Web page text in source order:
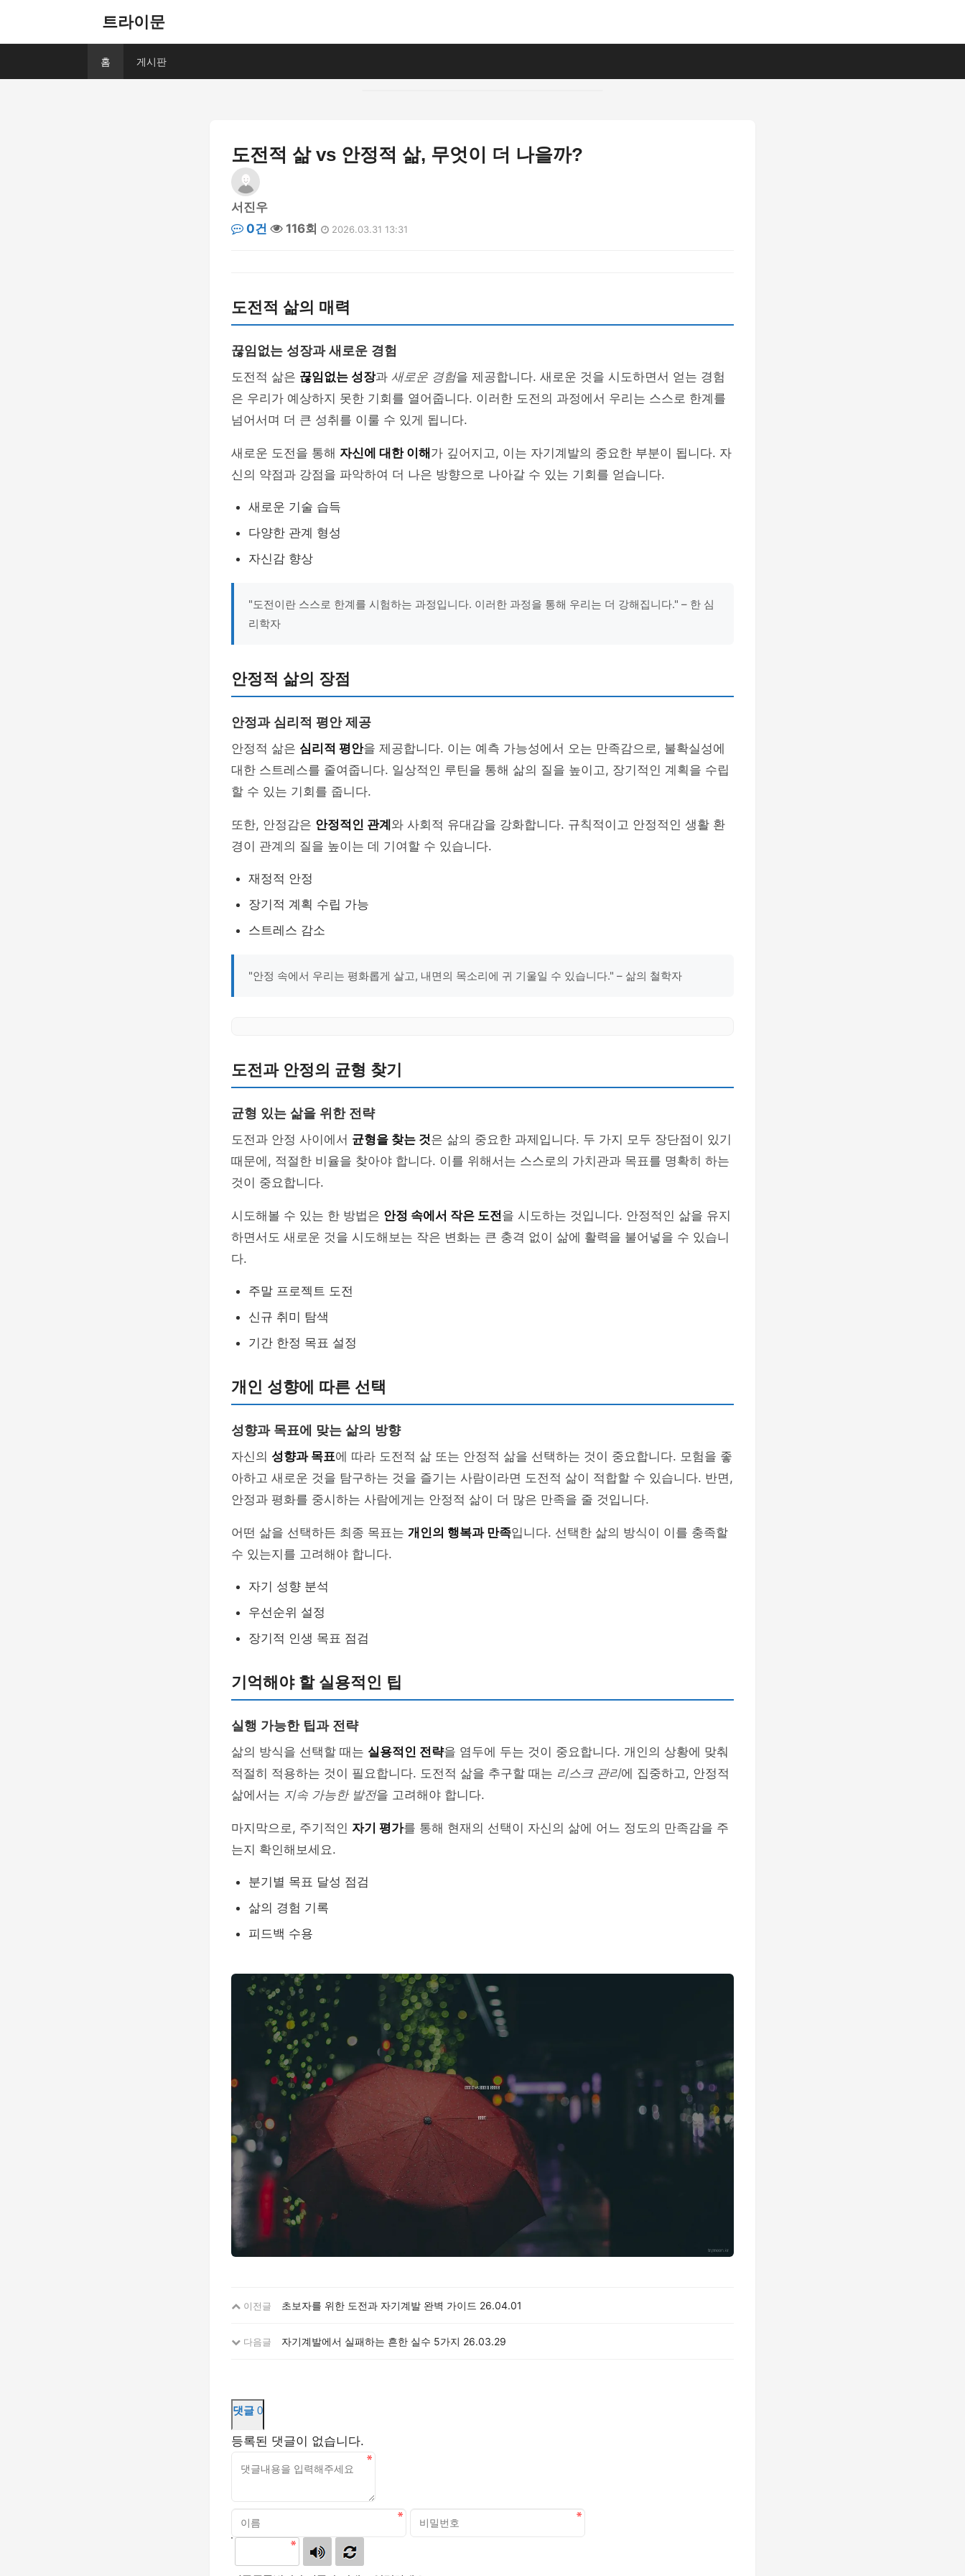
트라이문
홈 게시판
도전적 삶 vs 안정적 삶, 무엇이 더 나을까?
서진우
0건
116회 2026.03.31 13:31
도전적 삶의 매력
끊임없는 성장과 새로운 경험
도전적 삶은 끊임없는 성장과 새로운 경험을 제공합니다. 새로운 것을 시도하면서 얻는 경험
은 우리가 예상하지 못한 기회를 열어줍니다. 이러한 도전의 과정에서 우리는 스스로 한계를
넘어서며 더 큰 성취를 이룰 수 있게 됩니다.
새로운 도전을 통해 자신에 대한 이해 가 깊어지고, 이는 자기계발의 중요한 부분이 됩니다. 자
신의 약점과 강점을 파악하여 더 나은 방향으로 나아갈 수 있는 기회를 얻습니다.
새로운 기술 습득
다양한 관계 형성
자신감 향상
"도전이란 스스로 한계를 시험하는 과정입니다. 이러한 과정을 통해 우리는 더 강해집니다." – 한 심
리학자
안정적 삶의 장점
안정과 심리적 평안 제공
안정적 삶은 심리적 평안을 제공합니다. 이는 예측 가능성에서 오는 만족감으로, 불확실성에
대한 스트레스를 줄여줍니다. 일상적인 루틴을 통해 삶의 질을 높이고, 장기적인 계획을 수립
할 수 있는 기회를 줍니다.
또한, 안정감은 안정적인 관계 와 사회적 유대감을 강화합니다. 규칙적이고 안정적인 생활 환
경이 관계의 질을 높이는 데 기여할 수 있습니다.
재정적 안정
장기적 계획 수립 가능
스트레스 감소
"안정 속에서 우리는 평화롭게 살고, 내면의 목소리에 귀 기울일 수 있습니다." – 삶의 철학자
도전과 안정의 균형 찾기
균형 있는 삶을 위한 전략
도전과 안정 사이에서 균형을 찾는 것은 삶의 중요한 과제입니다. 두 가지 모두 장단점이 있기
때문에, 적절한 비율을 찾아야 합니다. 이를 위해서는 스스로의 가치관과 목표를 명확히 하는
것이 중요합니다.
시도해볼 수 있는 한 방법은 안정 속에서 작은 도전을 시도하는 것입니다. 안정적인 삶을 유지
하면서도 새로운 것을 시도해보는 작은 변화는 큰 충격 없이 삶에 활력을 불어넣을 수 있습니
다.
주말 프로젝트 도전
신규 취미 탐색
기간 한정 목표 설정
개인 성향에 따른 선택
성향과 목표에 맞는 삶의 방향
자신의 성향과 목표에 따라 도전적 삶 또는 안정적 삶을 선택하는 것이 중요합니다. 모험을 좋
아하고 새로운 것을 탐구하는 것을 즐기는 사람이라면 도전적 삶이 적합할 수 있습니다. 반면,
안정과 평화를 중시하는 사람에게는 안정적 삶이 더 많은 만족을 줄 것입니다.
어떤 삶을 선택하든 최종 목표는 개인의 행복과 만족입니다. 선택한 삶의 방식이 이를 충족할
수 있는지를 고려해야 합니다.
자기 성향 분석
우선순위 설정
장기적 인생 목표 점검
기억해야 할 실용적인 팁
실행 가능한 팁과 전략
삶의 방식을 선택할 때는 실용적인 전략을 염두에 두는 것이 중요합니다. 개인의 상황에 맞춰
적절히 적용하는 것이 필요합니다. 도전적 삶을 추구할 때는 리스크 관리에 집중하고, 안정적
삶에서는 지속 가능한 발전을 고려해야 합니다.
마지막으로, 주기적인 자기 평가를 통해 현재의 선택이 자신의 삶에 어느 정도의 만족감을 주
는지 확인해보세요.
분기별 목표 달성 점검
삶의 경험 기록
피드백 수용
이전글 초보자를 위한 도전과 자기계발 완벽 가이드 26.04.01
다음글 자기계발에서 실패하는 흔한 실수 5가지 26.03.29
댓글 0
등록된 댓글이 없습니다.